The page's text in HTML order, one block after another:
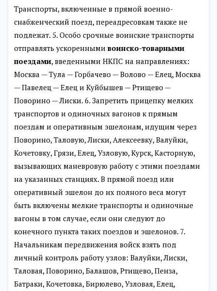
Транспорты, включенные в прямой военно-
снабженческий поезд, переадресовкам также не
подлежат. 5. Особо срочные воинские транспорты
отправлять ускоренными воинско-товарными
поездами, введенными НКПС на направлениях:
Москва — Тула — Горбачево — Волово — Елец, Москва
— Павелец — Елец и Куйбышев — Ртищево —
Поворино — Лиски. 6. Запретить прицепку мелких
транспортов и одиночных вагонов к прямым
поездам и оперативным эшелонам, идущим через
Поворино, Таловую, Лиски, Алексеевку, Валуйки,
Кочетовку, Грязи, Елец, Узловую, Курск, Касторную,
вызывающих маневровую работу с этими поездами
на указанных станциях. В прямой поезд или
оперативный эшелон до их полного веса могут
быть включены мелкие транспорты и одиночные
вагоны в том случае, если они следуют до
конечного пункта таких поездов и эшелонов. 7.
Начальникам передвижения войск взять под
личный контроль работу узлов: Валуйки, Лиски,
Таловая, Поворино, Балашов, Ртищево, Пенза,
Батраки, Кочетовка, Бирюлево, Узловая, Елец,